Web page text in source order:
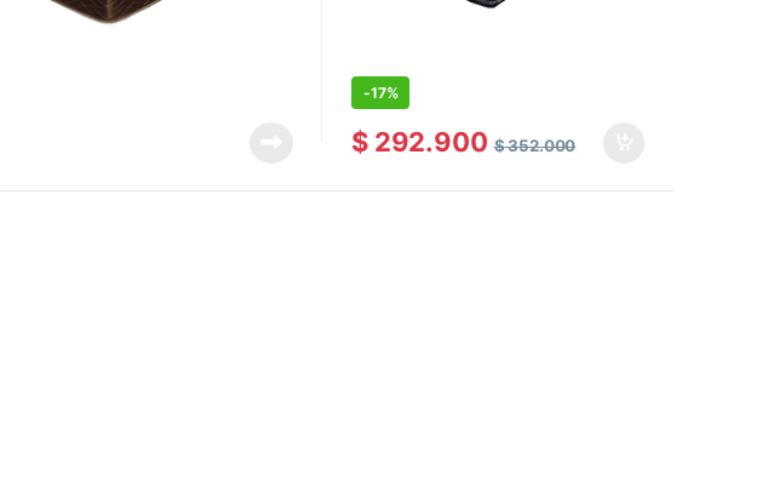
-17%
$292.900 $352.000
a alto